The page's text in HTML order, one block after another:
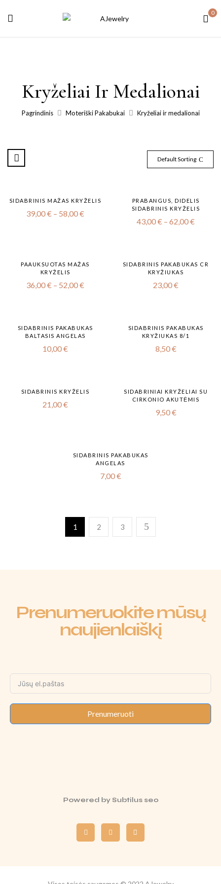
0
Kryželiai Ir Medalionai
Pagrindinis Moteriški Pakabukai Kryželiai ir medalionai
Default Sorting
SIDABRINIS MAŽAS KRYŽELIS
39,00€ – 58,00€
PRABANGUS, DIDELIS
SIDABRINIS KRYŽELIS
43,00€ – 62,00€
PAAUKSUOTAS MAŽAS
KRYŽELIS
36,00€ – 52,00€
SIDABRINIS PAKABUKAS CR
KRYŽIUKAS
23,00€
SIDABRINIS PAKABUKAS
BALTASIS ANGELAS
10,00€
SIDABRINIS PAKABUKAS
KRYŽIUKAS 8/1
8,50€
SIDABRINIS KRYŽELIS
21,00€
SIDABRINIAI KRYŽELIAI SU
CIRKONIO AKUTĖMIS
9,50€
SIDABRINIS PAKABUKAS
ANGELAS
7,00€
1 2 3
Prenumeruokite mūsų
naujienlaiškį
Prenumeruoti
Powered bySubtilus seo